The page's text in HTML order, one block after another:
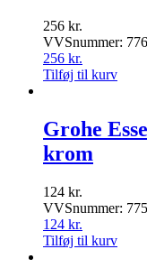
256 kr.
VVSnummer:
256 kr.
Tilføj til kurv
Grohe
krom
124 kr.
VVSnummer:
124 kr.
Tilføj til kurv